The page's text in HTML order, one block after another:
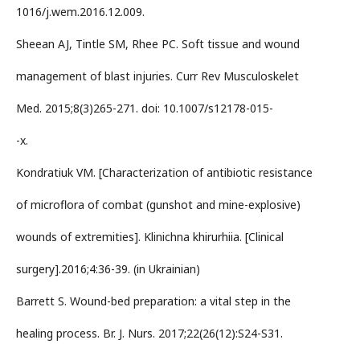
1016/j.wem.2016.12.009.
Sheean AJ, Tintle SM, Rhee PC. Soft tissue and wound
management of blast injuries. Curr Rev Musculoskelet
Med. 2015;8(3)265-271. doi: 10.1007/s12178-015-
-x.
Kondratiuk VM. [Characterization of antibiotic resistance
of microflora of combat (gunshot and mine-explosive)
wounds of extremities]. Klinichna khirurhiia. [Clinical
surgery].2016;4:36-39. (in Ukrainian)
Barrett S. Wound-bed preparation: a vital step in the
healing process. Br. J. Nurs. 2017;22(26(12):S24-S31.